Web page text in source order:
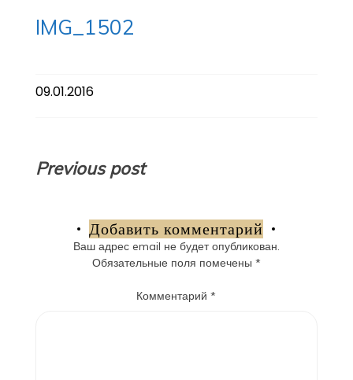
IMG_1502
09.01.2016
Навигация
записям
Previous post
Добавить комментарий
Ваш адрес email не будет опубликован.
Обязательные поля помечены *
Комментарий*